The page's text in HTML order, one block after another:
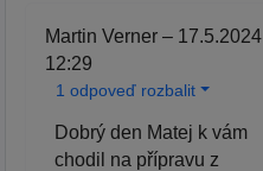
Martin Verner – 17.5.2024
12:29
1 odpoveď rozbalit
Dobrý den Matej k vám
chodil na přípravu z